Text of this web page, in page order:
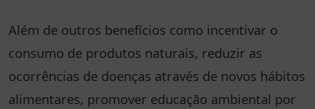
Além de outros benefícios como incentivar o
consumo de produtos naturais, reduzir as
ocorrências de doenças através de novos hábitos
alimentares, promover educação ambiental por